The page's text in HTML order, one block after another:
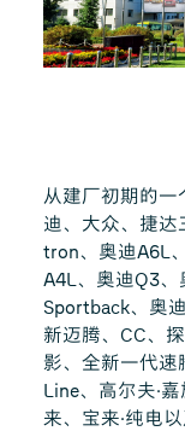
从建厂初期的一
迪、大众、捷
tron、奥迪A6L
A4L、奥迪Q3
Sportback、奥
新迈腾、CC、
影、全新一代速
Line、高尔夫·
来、宝来·纯电